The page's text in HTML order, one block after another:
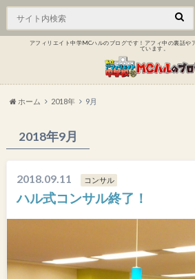
アフィリエイト中学MCハルのブログです！アフィ中の裏話や
ています。
ホーム 2018年 9月
2018年9月
2018.09.11 コンサル
ハル式コンサル終了！